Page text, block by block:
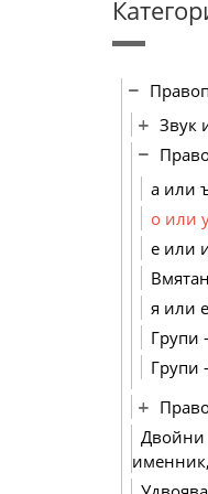
Звук
а или
о или
е или
я или
Групи
Групи
Двойни